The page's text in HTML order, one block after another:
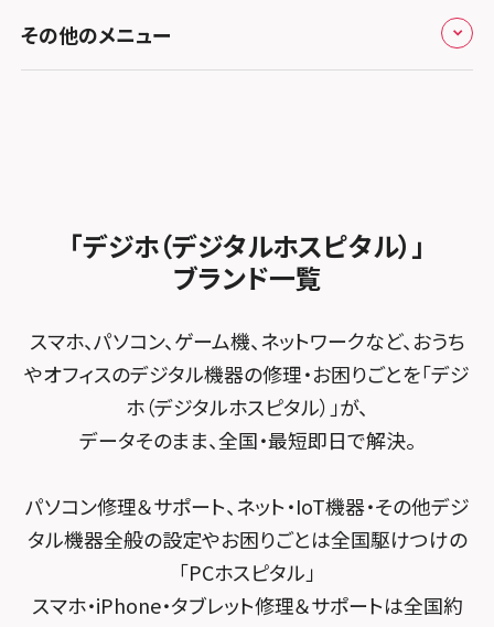
スマホスピタル テルル草加花栗
スマホスピタル テルル東川口
スマホスピタル テルル松戸五香
スマホスピタル テルル宮野木
スマホスピタル千葉
スマホスピタル 大森
スマホスピタル練馬
スマホスピタル 神田
スマホスピタル 西枇杷島
スマホスピタル平和が丘
スマホスピタル春日井勝川
スマホスピタルイオンタウン茨木太田
スマホスピタル住道オペラパーク
スマホスピタル東大阪ロンモール布施
スマホスピタル堺
スマホスピタル 堺出張所
スマホスピタル京都河原町
スマホスピタル宇治槙島
スマホスピタル烏丸
スマホスピタル 京都宇治
スマホスピタル熊本下通
スマホスピタル GODOモバイル大分府内町
iPhone修理メニュー
MacBook修理メニュー
その他のメニュー
FCNTスマートフォン修理
「デジホ（デジタルホスピタル）」
ブランド一覧
スマホ、パソコン、ゲーム機、ネットワークなど、おうち
やオフィスのデジタル機器の修理・お困りごとを「デジ
ホ（デジタルホスピタル）」が、
データそのまま、全国・最短即日で解決。
パソコン修理＆サポート、ネット・IoT機器・その他デジ
タル機器全般の設定やお困りごとは全国駆けつけの
「PCホスピタル」
スマホ・iPhone・タブレット修理＆サポートは全国約